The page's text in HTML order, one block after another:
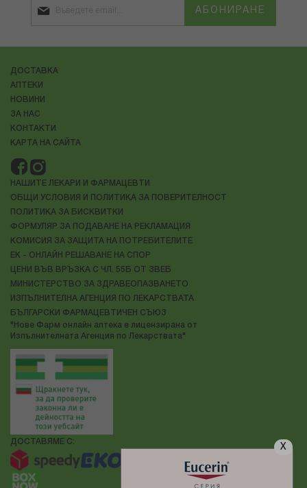
X
АБОНИРАНЕ
ДОСТАВКА
АПТЕКИ
НОВИНИ
ЗА НАС
КОНТАКТИ
КАРТА НА САЙТА
НАШИТЕ ЛЕКАРИ И ФАРМАЦЕВТИ
ОБЩИ УСЛОВИЯ И ПОЛИТИКА ЗА ПОВЕРИТЕЛНОСТ
ПОЛИТИКА ЗА БИСКВИТКИ
ФОРМУЛЯР ЗА ПОДАВАНЕ НА РЕКЛАМАЦИЯ
КОМИСИЯ ЗА ЗАЩИТА НА ПОТРЕБИТЕЛИТЕ
ЕК - ОНЛАЙН РЕШАВАНЕ НА СПОР
ЦЕНИ ВЪВ ВРЪЗКА С ЧЛ. 55Б ОТ ЗВЕБ
МИНИСТЕРСТВО ЗА ЗДРАВЕОПАЗВАНЕТО
ИЗПЪЛНИТЕЛНА АГЕНЦИЯ ПО ЛЕКАРСТВАТА
БЪЛГАРСКИ ФАРМАЦЕВТИЧЕН СЪЮЗ
"Нове Фарм онлайн аптека е лицензирана от
Изпълнителната Агенция по Лекарствата"
ДОСТАВЯМЕ С: